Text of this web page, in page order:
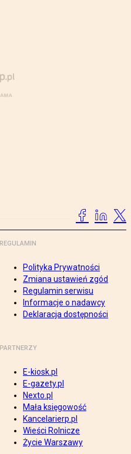
REGULAMIN
Polityka Prywatności
Zmiana ustawień zgód
Regulamin serwisu
Informacje o nadawcy
Deklaracja dostępności
PARTNERZY
E-kiosk.pl
E-gazety.pl
Nexto.pl
Mała księgowość
Kancelarierp.pl
Wieści Rolnicze
Życie Warszawy